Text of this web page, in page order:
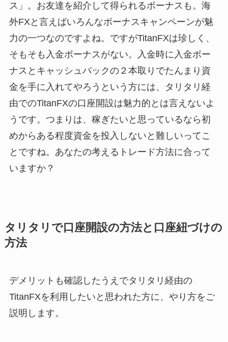
ス」。お友達を紹介して得られるボーナスも。海
外FXと言えばいろんなボーナスキャンペーンが魅
力の一つなのですよね。ですがTitanFXは珍しく、
そもそも入金ボーナスがない。入金時に入金ボー
ナスとキャッシュバックの２本取りでたんまり資
金を手に入れてやろうという方には、タリタリ経
由でのTitanFXの口座開設は魅力的とは言えないよ
うです。つまりは、稼ぎたいと思っているなら初
めからある程度資金を投入しないと難しいってこ
とですね。あなたの考えるトレード方法に合って
いますか？
タリタリで口座開設の方法と口座紐づけの
方法
デメリットも確認したうえでタリタリ経由の
TitanFXを利用したいと思われた方に、やり方をご
説明します。